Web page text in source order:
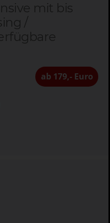
mit bis
/
ab 179,- Euro